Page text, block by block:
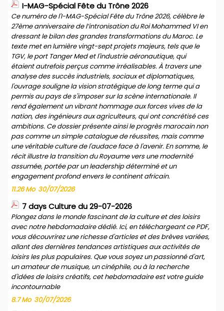
I-MAG-Spécial Fête du Trône 2026
Ce numéro de l'I-MAG-Spécial Fête du Trône 2026, célèbre le
27ème anniversaire de l’intronisation du Roi Mohammed VI en
dressant le bilan des grandes transformations du Maroc. Le
texte met en lumière vingt-sept projets majeurs, tels que le
TGV, le port Tanger Med et l'industrie aéronautique, qui
étaient autrefois perçus comme irréalisables. À travers une
analyse des succès industriels, sociaux et diplomatiques,
l'ouvrage souligne la vision stratégique de long terme qui a
permis au pays de s'imposer sur la scène internationale. Il
rend également un vibrant hommage aux forces vives de la
nation, des ingénieurs aux agriculteurs, qui ont concrétisé ces
ambitions. Ce dossier présente ainsi le progrès marocain non
pas comme un simple catalogue de réussites, mais comme
une véritable culture de l'audace face à l'avenir. En somme, le
récit illustre la transition du Royaume vers une modernité
assumée, portée par un leadership déterminé et un
engagement profond envers le continent africain.
11.26 Mo 30/07/2026
7 days Culture du 29-07-2026
Plongez dans le monde fascinant de la culture et des loisirs
avec notre hebdomadaire dédié. Ici, en téléchargeant ce PDF,
vous découvrirez une richesse d'articles et des brèves variées,
allant des dernières tendances artistiques aux activités de
loisirs les plus populaires. Que vous soyez un passionné d'art,
un amateur de musique, un cinéphile, ou à la recherche
d'idées de loisirs créatifs, cet hebdomadaire est votre guide
incontournable
8.7 Mo 30/07/2026